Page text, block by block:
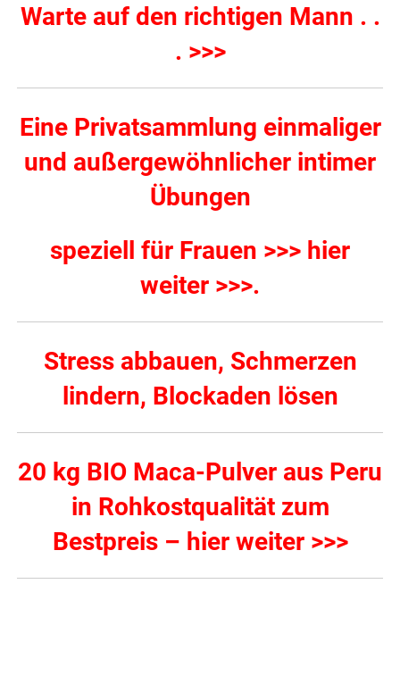
Warte auf den richtigen Mann . .
. >>>
Eine Privatsammlung einmaliger
und außergewöhnlicher intimer
Übungen
speziell für Frauen >>> hier
weiter >>>.
Stress abbauen, Schmerzen
lindern, Blockaden lösen
20 kg BIO Maca-Pulver aus Peru
in Rohkostqualität zum
Bestpreis – hier weiter >>>